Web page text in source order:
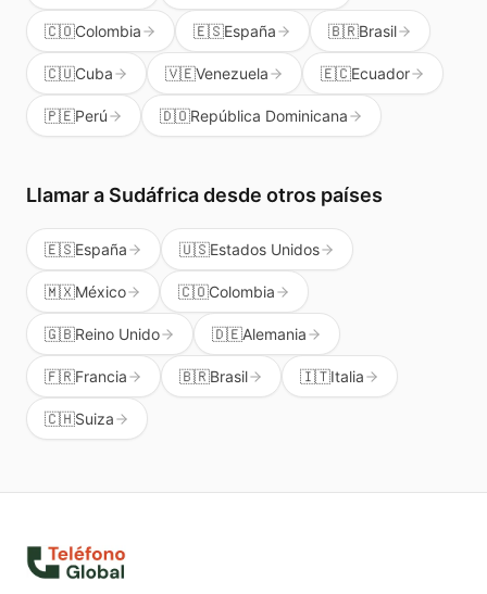
🇨🇴Colombia 🇪🇸España 🇧🇷Brasil
🇨🇺Cuba 🇻🇪Venezuela 🇪🇨Ecuador
🇵🇪Perú 🇩🇴República Dominicana
Llamar a Sudáfricadesde otros países
🇪🇸España 🇺🇸Estados Unidos
🇲🇽México 🇨🇴Colombia
🇬🇧Reino Unido 🇩🇪Alemania
🇫🇷Francia 🇧🇷Brasil 🇮🇹Italia
🇨🇭Suiza